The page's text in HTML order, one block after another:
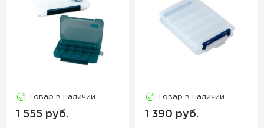
Товар в наличии
1 555 руб.
Товар в наличии
1 390 руб.